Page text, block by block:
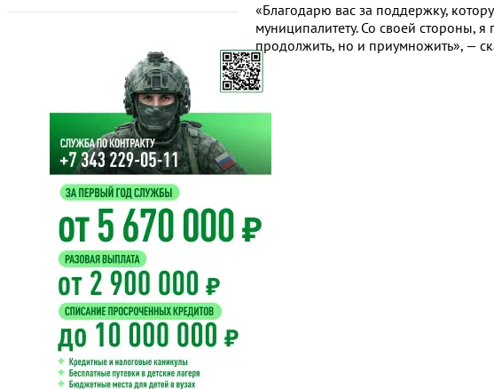
«Благодарю вас за поддержку,
муниципалитету. Со своей стороны,
продолжить, но и приумножить», —